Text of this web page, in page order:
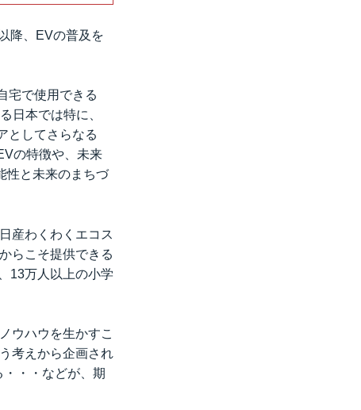
降、EVの普及を
宅で使用できる
日本では特に、
としてさらなる
の特徴や、未来
性と未来のまちづ
産わくわくエコス
らこそ提供できる
13万人以上の小学
ウハウを生かすこ
考えから企画され
・・などが、期